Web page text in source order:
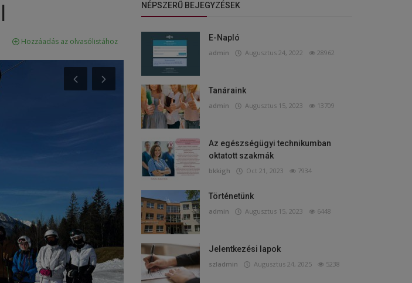
Hozzáadás az olvasólistához
NÉPSZERŰ BEJEGYZÉSEK
E-Napló
admin Augusztus 24, 2022 28962
Tanáraink
admin Augusztus 15, 2023 13709
Az egészségügyi technikumban
oktatott szakmák
bkkigh Oct 21, 2023 7934
Történetünk
admin Augusztus 15, 2023 6448
Jelentkezési lapok
szladmin Augusztus 24, 2025 5238